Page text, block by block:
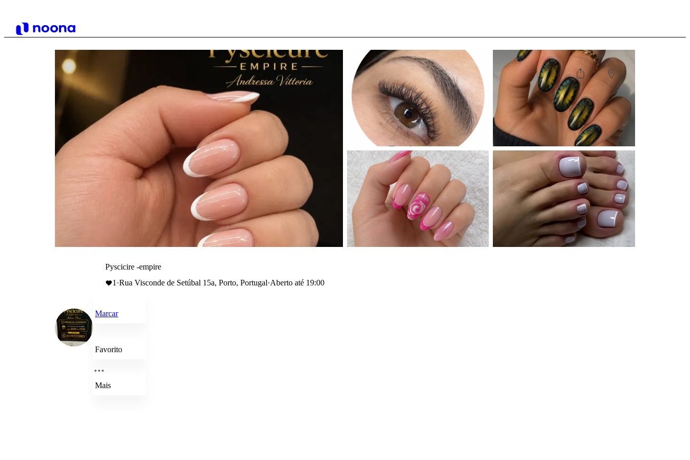
Pyscicire -empire
1 ·Rua Visconde de Setúbal 15a, Porto, Portugal·Aberto até 19:00
Marcar
Favorito
Mais